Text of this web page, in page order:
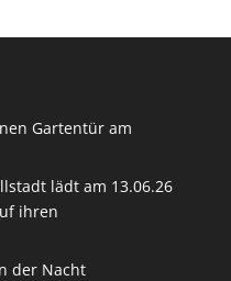
Gartentür am
lädt am 13.06.26
ihren
der Nacht